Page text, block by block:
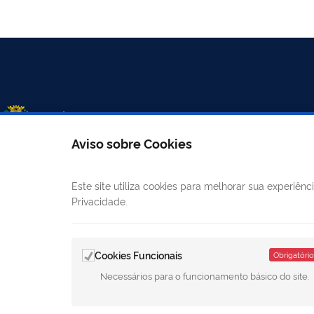
Câmara Municipal
CANAIS
Ouvidoria
Aviso sobre Cookies
Este site utiliza cookies para melhorar sua
Privacidade.
Cookies Funcionais Obrigatório
Necessários para o funcionamento básico do site.